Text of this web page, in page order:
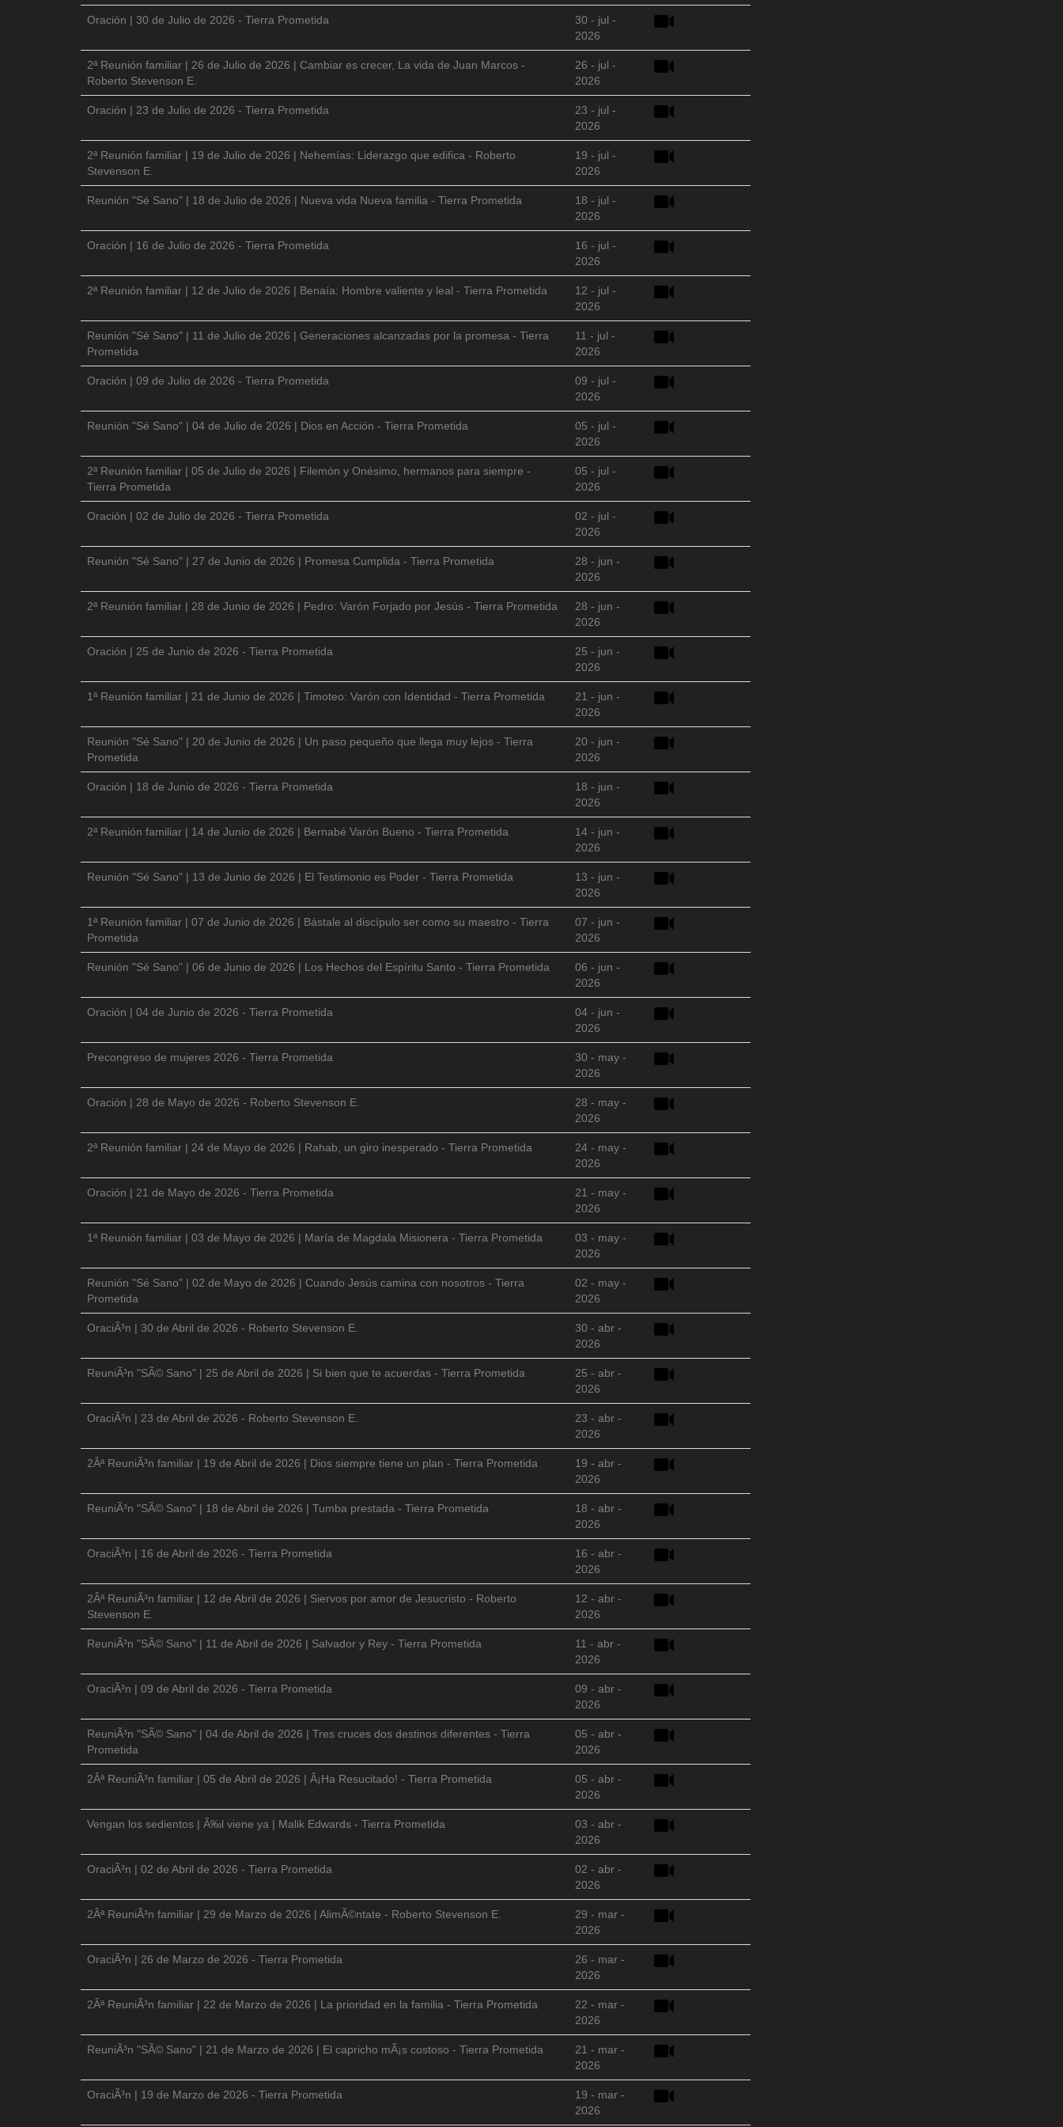
Oración | 30 de Julio de 2026 - Tierra Prometida
30 - jul -
2026
2ª Reunión familiar | 26 de Julio de 2026 | Cambiar es crecer, La vida de Juan Marcos -
Roberto Stevenson E.
26 - jul -
2026
Oración | 23 de Julio de 2026 - Tierra Prometida
23 - jul -
2026
2ª Reunión familiar | 19 de Julio de 2026 | Nehemías: Liderazgo que edifica - Roberto
Stevenson E.
19 - jul -
2026
Reunión "Sé Sano" | 18 de Julio de 2026 | Nueva vida Nueva familia - Tierra Prometida
18 - jul -
2026
Oración | 16 de Julio de 2026 - Tierra Prometida
16 - jul -
2026
2ª Reunión familiar | 12 de Julio de 2026 | Benaía: Hombre valiente y leal - Tierra Prometida
12 - jul -
2026
Reunión "Sé Sano" | 11 de Julio de 2026 | Generaciones alcanzadas por la promesa - Tierra
Prometida
11 - jul -
2026
Oración | 09 de Julio de 2026 - Tierra Prometida
09 - jul -
2026
Reunión "Sé Sano" | 04 de Julio de 2026 | Dios en Acción - Tierra Prometida
05 - jul -
2026
2ª Reunión familiar | 05 de Julio de 2026 | Filemón y Onésimo, hermanos para siempre -
Tierra Prometida
05 - jul -
2026
Oración | 02 de Julio de 2026 - Tierra Prometida
02 - jul -
2026
Reunión "Sé Sano" | 27 de Junio de 2026 | Promesa Cumplida - Tierra Prometida
28 - jun -
2026
2ª Reunión familiar | 28 de Junio de 2026 | Pedro: Varón Forjado por Jesús - Tierra Prometida
28 - jun -
2026
Oración | 25 de Junio de 2026 - Tierra Prometida
25 - jun -
2026
1ª Reunión familiar | 21 de Junio de 2026 | Timoteo: Varón con Identidad - Tierra Prometida
21 - jun -
2026
Reunión "Sé Sano" | 20 de Junio de 2026 | Un paso pequeño que llega muy lejos - Tierra
Prometida
20 - jun -
2026
Oración | 18 de Junio de 2026 - Tierra Prometida
18 - jun -
2026
2ª Reunión familiar | 14 de Junio de 2026 | Bernabé Varón Bueno - Tierra Prometida
14 - jun -
2026
Reunión "Sé Sano" | 13 de Junio de 2026 | El Testimonio es Poder - Tierra Prometida
13 - jun -
2026
1ª Reunión familiar | 07 de Junio de 2026 | Bástale al discípulo ser como su maestro - Tierra
Prometida
07 - jun -
2026
Reunión "Sé Sano" | 06 de Junio de 2026 | Los Hechos del Espíritu Santo - Tierra Prometida
06 - jun -
2026
Oración | 04 de Junio de 2026 - Tierra Prometida
04 - jun -
2026
Precongreso de mujeres 2026 - Tierra Prometida
30 - may -
2026
Oración | 28 de Mayo de 2026 - Roberto Stevenson E.
28 - may -
2026
2ª Reunión familiar | 24 de Mayo de 2026 | Rahab, un giro inesperado - Tierra Prometida
24 - may -
2026
Oración | 21 de Mayo de 2026 - Tierra Prometida
21 - may -
2026
1ª Reunión familiar | 03 de Mayo de 2026 | María de Magdala Misionera - Tierra Prometida
03 - may -
2026
Reunión "Sé Sano" | 02 de Mayo de 2026 | Cuando Jesús camina con nosotros - Tierra
Prometida
02 - may -
2026
OraciÃ³n | 30 de Abril de 2026 - Roberto Stevenson E.
30 - abr -
2026
ReuniÃ³n "SÃ© Sano" | 25 de Abril de 2026 | Si bien que te acuerdas - Tierra Prometida
25 - abr -
2026
OraciÃ³n | 23 de Abril de 2026 - Roberto Stevenson E.
23 - abr -
2026
2Âª ReuniÃ³n familiar | 19 de Abril de 2026 | Dios siempre tiene un plan - Tierra Prometida
19 - abr -
2026
ReuniÃ³n "SÃ© Sano" | 18 de Abril de 2026 | Tumba prestada - Tierra Prometida
18 - abr -
2026
OraciÃ³n | 16 de Abril de 2026 - Tierra Prometida
16 - abr -
2026
2Âª ReuniÃ³n familiar | 12 de Abril de 2026 | Siervos por amor de Jesucristo - Roberto
Stevenson E.
12 - abr -
2026
ReuniÃ³n "SÃ© Sano" | 11 de Abril de 2026 | Salvador y Rey - Tierra Prometida
11 - abr -
2026
OraciÃ³n | 09 de Abril de 2026 - Tierra Prometida
09 - abr -
2026
ReuniÃ³n "SÃ© Sano" | 04 de Abril de 2026 | Tres cruces dos destinos diferentes - Tierra
Prometida
05 - abr -
2026
2Âª ReuniÃ³n familiar | 05 de Abril de 2026 | Â¡Ha Resucitado! - Tierra Prometida
05 - abr -
2026
Vengan los sedientos | Ã‰l viene ya | Malik Edwards - Tierra Prometida
03 - abr -
2026
OraciÃ³n | 02 de Abril de 2026 - Tierra Prometida
02 - abr -
2026
2Âª ReuniÃ³n familiar | 29 de Marzo de 2026 | AlimÃ©ntate - Roberto Stevenson E.
29 - mar -
2026
OraciÃ³n | 26 de Marzo de 2026 - Tierra Prometida
26 - mar -
2026
2Âª ReuniÃ³n familiar | 22 de Marzo de 2026 | La prioridad en la familia - Tierra Prometida
22 - mar -
2026
ReuniÃ³n "SÃ© Sano" | 21 de Marzo de 2026 | El capricho mÃ¡s costoso - Tierra Prometida
21 - mar -
2026
OraciÃ³n | 19 de Marzo de 2026 - Tierra Prometida
19 - mar -
2026